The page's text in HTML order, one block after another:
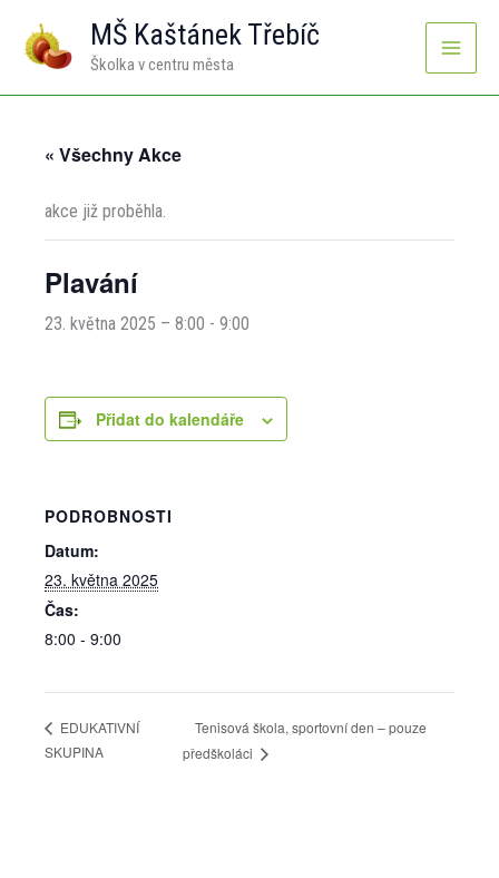
obsah
MŠ Kaštánek Třebíč
Školka v centru města
« Všechny Akce
akce již proběhla.
Plavání
23. května 2025 – 8:00 - 9:00
Přidat do kalendáře
PODROBNOSTI
Datum:
23. května 2025
Čas:
8:00 - 9:00
EDUKATIVNÍ
SKUPINA
Tenisová škola, sportovní den – pouze
předškoláci